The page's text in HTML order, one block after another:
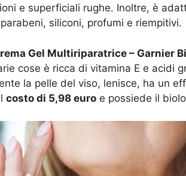
e superficiali rughe. Inoltre, è
siliconi, profumi e riempitivi.
Gel Multiriparatrice – Garnier
cose è ricca di vitamina E e acidi
la pelle del viso, lenisce, ha un
costo di 5,98 euro e possiede il